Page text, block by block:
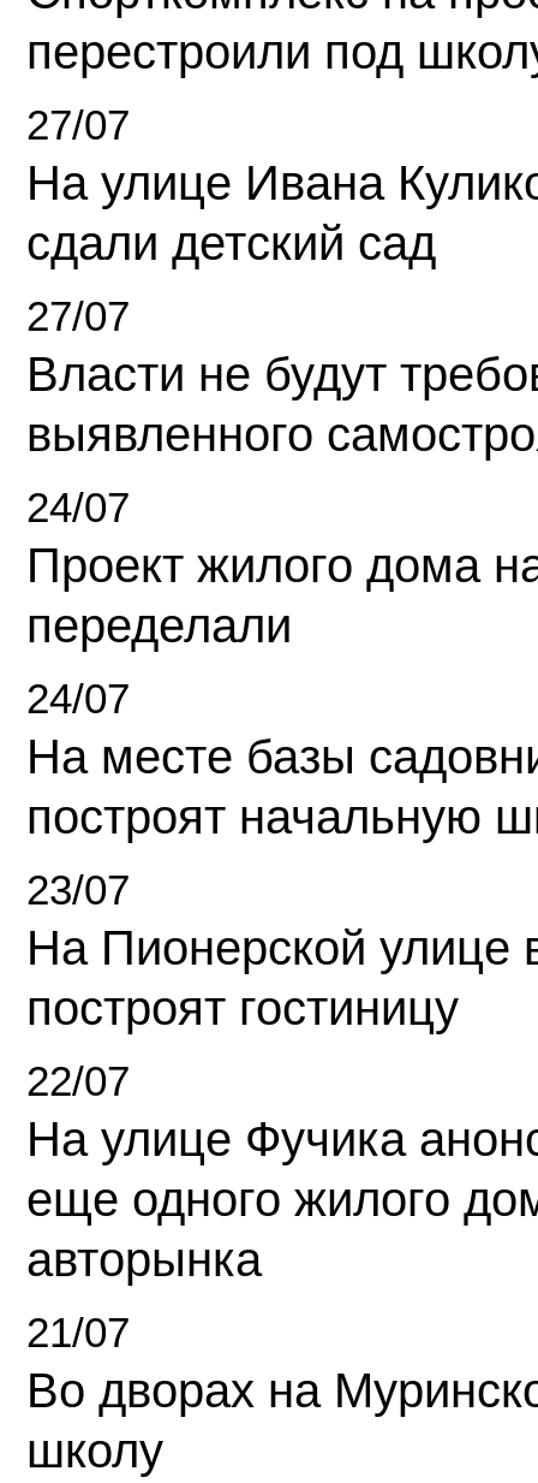
перестроили под
27/07
На улице Ивана
сдали детский сад
27/07
Власти не будут
выявленного
24/07
Проект жилого дома
переделали
24/07
На месте базы
построят начальную
23/07
На Пионерской улице
построят гостиницу
22/07
На улице Фучика
еще одного жилого
авторынка
21/07
Во дворах на
школу